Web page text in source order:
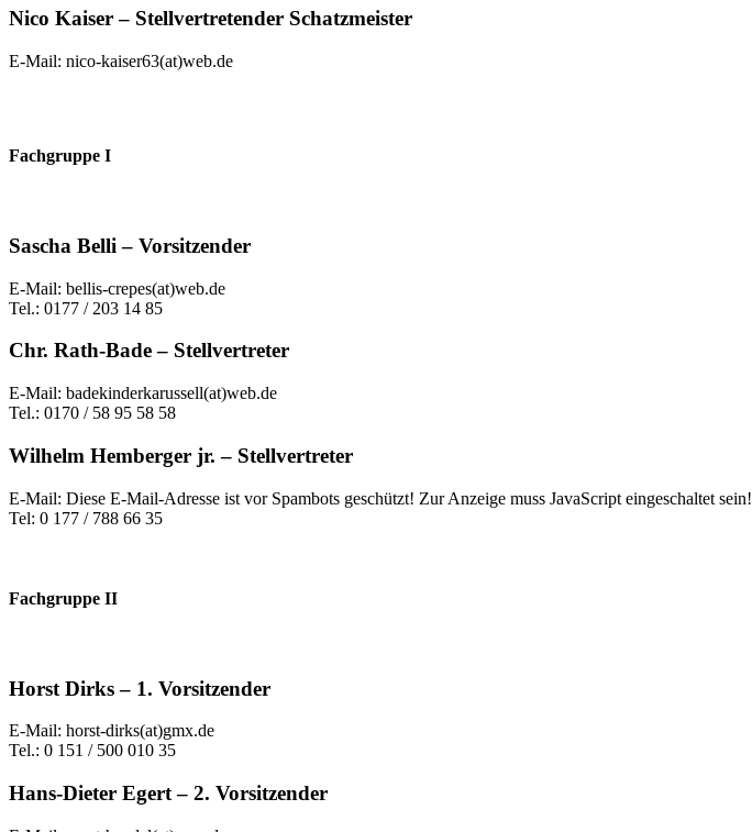
Nico Kaiser – Stellvertretender Schatzmeister
E-Mail: nico-kaiser63(at)web.de
Fachgruppe I
Sascha Belli – Vorsitzender
E-Mail: bellis-crepes(at)web.de
Tel.: 0177 / 203 14 85
Chr. Rath-Bade – Stellvertreter
E-Mail: badekinderkarussell(at)web.de
Tel.: 0170 / 58 95 58 58
Wilhelm Hemberger jr. – Stellvertreter
E-Mail: Diese E-Mail-Adresse ist vor Spambots geschützt! Zur Anzeige muss JavaScript eingeschaltet sein!
Tel: 0 177 / 788 66 35
Fachgruppe II
Horst Dirks – 1. Vorsitzender
E-Mail: horst-dirks(at)gmx.de
Tel.: 0 151 / 500 010 35
Hans-Dieter Egert – 2. Vorsitzender